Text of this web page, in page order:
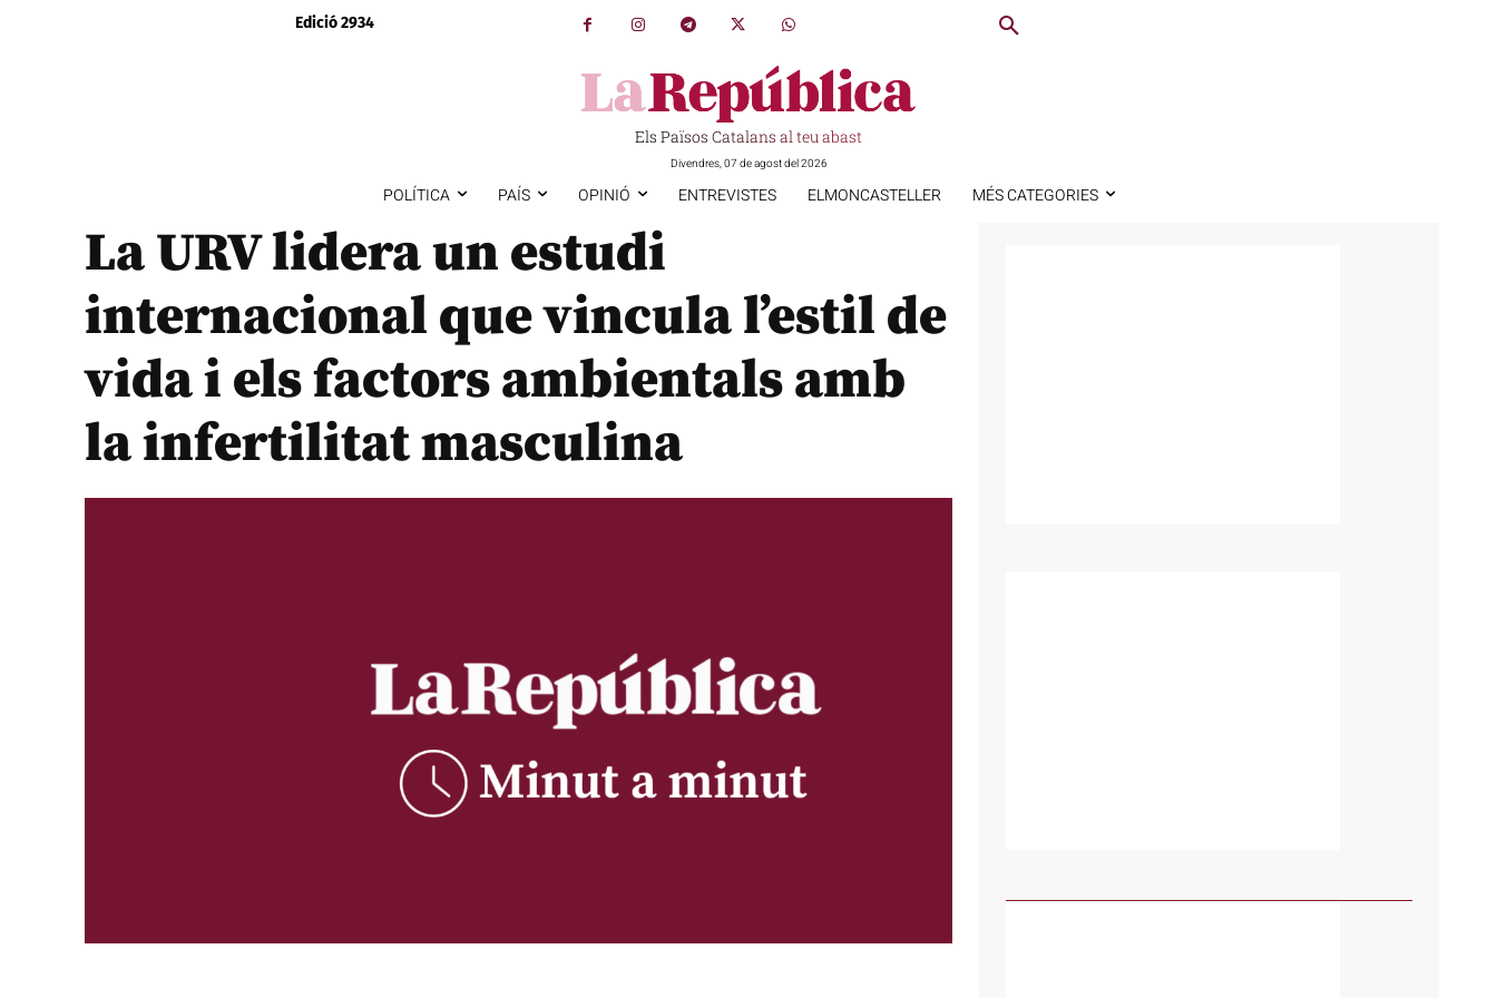
Edició 2934
Els Països Catalans al teu abast
Divendres, 07 de agost del 2026
POLÍTICA PAÍS OPINIÓ ENTREVISTES ELMONCASTELLER MÉS CATEGORIES
La URV lidera un estudi
internacional que vincula l’estil de
vida i els factors ambientals amb
la infertilitat masculina